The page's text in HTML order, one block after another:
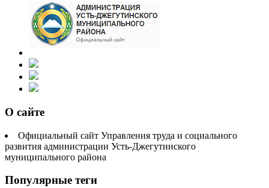
О сайте
Официальный сайт Управления труда и социального
развития администрации Усть-Джегутинского
муниципального района
Популярные теги